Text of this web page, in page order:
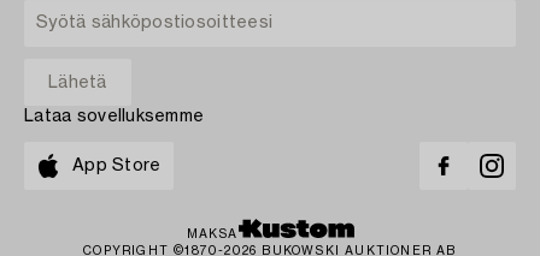
Lataa sovelluksemme
App Store
MAKSA
COPYRIGHT ©1870-2026 BUKOWSKI AUKTIONER AB